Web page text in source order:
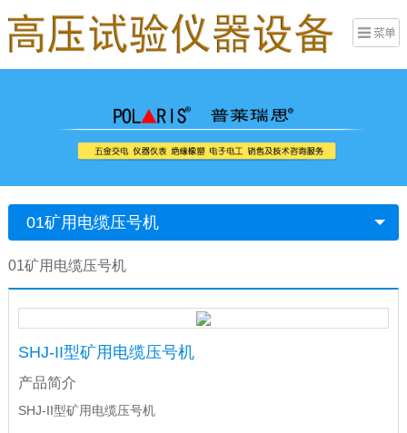
01矿用电缆压号机
01矿用电缆压号机
SHJ-II型矿用电缆压号机
产品简介
SHJ-II型矿用电缆压号机